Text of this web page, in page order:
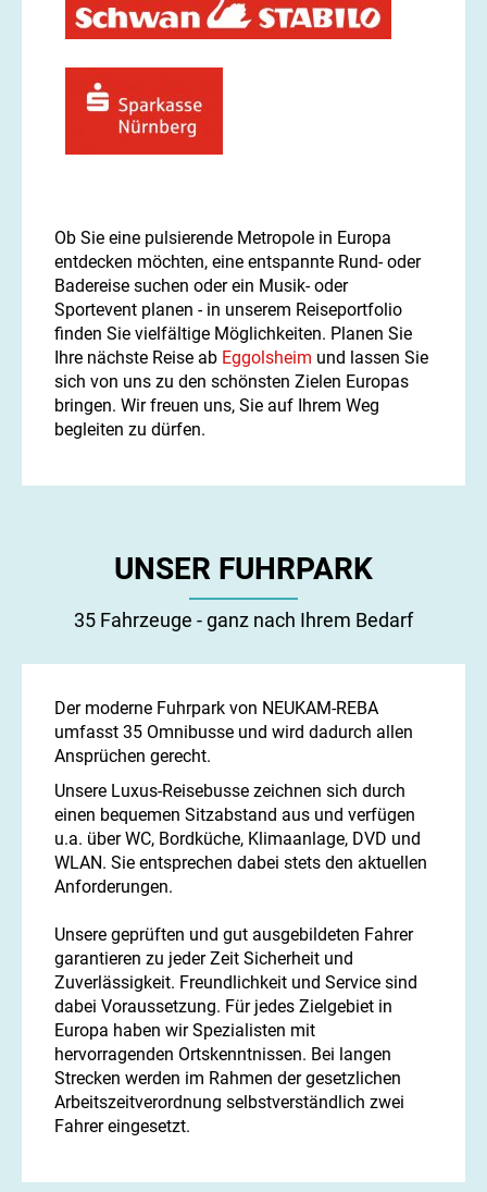
Ob Sie eine pulsierende Metropole in Europa
entdecken möchten, eine entspannte Rund- oder
Badereise suchen oder ein Musik- oder
Sportevent planen - in unserem Reiseportfolio
finden Sie vielfältige Möglichkeiten. Planen Sie
Ihre nächste Reise ab Eggolsheim und lassen Sie
sich von uns zu den schönsten Zielen Europas
bringen. Wir freuen uns, Sie auf Ihrem Weg
begleiten zu dürfen.
UNSER FUHRPARK
35 Fahrzeuge - ganz nach Ihrem Bedarf
Der moderne Fuhrpark von NEUKAM-REBA
umfasst 35 Omnibusse und wird dadurch allen
Ansprüchen gerecht.
Unsere Luxus-Reisebusse zeichnen sich durch
einen bequemen Sitzabstand aus und verfügen
u.a. über WC, Bordküche, Klimaanlage, DVD und
WLAN. Sie entsprechen dabei stets den aktuellen
Anforderungen.
Unsere geprüften und gut ausgebildeten Fahrer
garantieren zu jeder Zeit Sicherheit und
Zuverlässigkeit. Freundlichkeit und Service sind
dabei Voraussetzung. Für jedes Zielgebiet in
Europa haben wir Spezialisten mit
hervorragenden Ortskenntnissen. Bei langen
Strecken werden im Rahmen der gesetzlichen
Arbeitszeitverordnung selbstverständlich zwei
Fahrer eingesetzt.